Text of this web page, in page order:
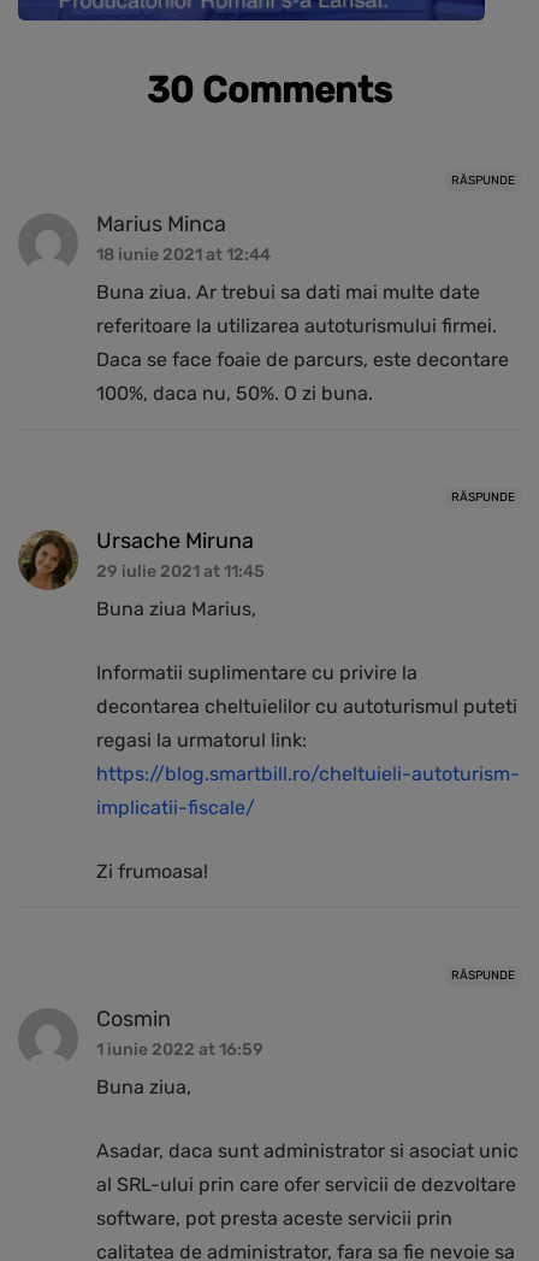
30 Comments
RĂSPUNDE
Marius Minca
18 iunie 2021 at 12:44
Buna ziua. Ar trebui sa dati mai multe date
referitoare la utilizarea autoturismului firmei.
Daca se face foaie de parcurs, este decontare
100%, daca nu, 50%. O zi buna.
RĂSPUNDE
Ursache Miruna
29 iulie 2021 at 11:45
Buna ziua Marius,
Informatii suplimentare cu privire la
decontarea cheltuielilor cu autoturismul puteti
regasi la urmatorul link:
https://blog.smartbill.ro/cheltuieli-autoturism-
implicatii-fiscale/
Zi frumoasa!
RĂSPUNDE
Cosmin
1 iunie 2022 at 16:59
Buna ziua,
Asadar, daca sunt administrator si asociat unic
al SRL-ului prin care ofer servicii de dezvoltare
software, pot presta aceste servicii prin
calitatea de administrator, fara sa fie nevoie sa